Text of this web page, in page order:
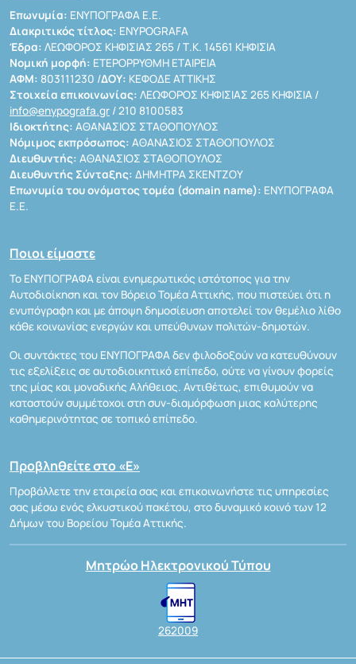
Επωνυμία: ΕΝΥΠΟΓΡΑΦΑ Ε.Ε.
Διακριτικός τίτλος: ENYPOGRAFA
Έδρα: ΛΕΩΦΟΡΟΣ ΚΗΦΙΣΙΑΣ 265 / Τ.Κ. 14561 ΚΗΦΙΣΙΑ
Νομική μορφή: ΕΤΕΡΟΡΡΥΘΜΗ ΕΤΑΙΡΕΙΑ
ΑΦΜ: 803111230 /ΔΟΥ: ΚΕΦΟΔΕ ΑΤΤΙΚΗΣ
Στοιχεία επικοινωνίας: ΛΕΩΦΟΡΟΣ ΚΗΦΙΣΙΑΣ 265 ΚΗΦΙΣΙΑ /
info@enypografa.gr / 210 8100583
Ιδιοκτήτης: ΑΘΑΝΑΣΙΟΣ ΣΤΑΘΟΠΟΥΛΟΣ
Νόμιμος εκπρόσωπος: ΑΘΑΝΑΣΙΟΣ ΣΤΑΘΟΠΟΥΛΟΣ
Διευθυντής: ΑΘΑΝΑΣΙΟΣ ΣΤΑΘΟΠΟΥΛΟΣ
Διευθυντής Σύνταξης: ΔΗΜΗΤΡΑ ΣΚΕΝΤΖΟΥ
Επωνυμία του ονόματος τομέα (domain name): ΕΝΥΠΟΓΡΑΦΑ
Ε.Ε.
Ποιοι είμαστε
Το ΕΝΥΠΟΓΡΑΦΑ είναι ενημερωτικός ιστότοπος για την
Αυτοδιοίκηση και τον Βόρειο Τομέα Αττικής, που πιστεύει ότι η
ενυπόγραφη και με άποψη δημοσίευση αποτελεί τον θεμέλιο λίθο
κάθε κοινωνίας ενεργών και υπεύθυνων πολιτών-δημοτών.
Οι συντάκτες του ΕΝΥΠΟΓΡΑΦΑ δεν φιλοδοξούν να κατευθύνουν
τις εξελίξεις σε αυτοδιοικητικό επίπεδο, ούτε να γίνουν φορείς
της μίας και μοναδικής Αλήθειας. Αντιθέτως, επιθυμούν να
καταστούν συμμέτοχοι στη συν-διαμόρφωση μιας καλύτερης
καθημερινότητας σε τοπικό επίπεδο.
Προβληθείτε στο «Ε»
Προβάλλετε την εταιρεία σας και επικοινωνήστε τις υπηρεσίες
σας μέσω ενός ελκυστικού πακέτου, στο δυναμικό κοινό των 12
Δήμων του Βορείου Τομέα Αττικής.
Μητρώο Ηλεκτρονικού Τύπου
262009